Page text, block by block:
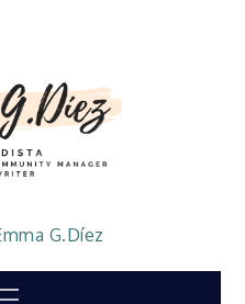
G.Díez